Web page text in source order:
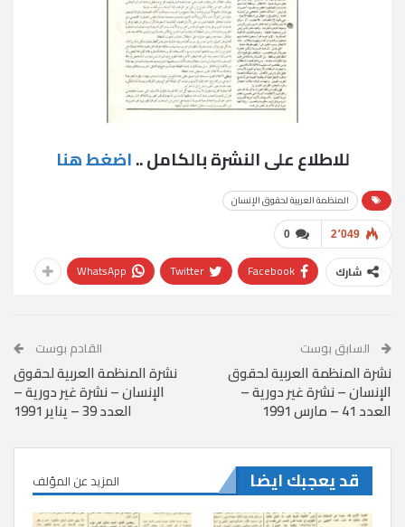
للاطلاع على النشرة بالكامل ..اضغط هنا
المنظمة العربية لحقوق الإنسان
0 2٬049
شارك Facebook
Twitter
WhatsApp
السابق بوست
نشرة المنظمة العربية لحقوق
الإنسان – نشرة غير دورية –
العدد 41 – مارس 1991
القادم بوست
نشرة المنظمة العربية لحقوق
الإنسان – نشرة غير دورية –
العدد 39 – يناير 1991
قد يعجبك ايضا المزيد عن المؤلف